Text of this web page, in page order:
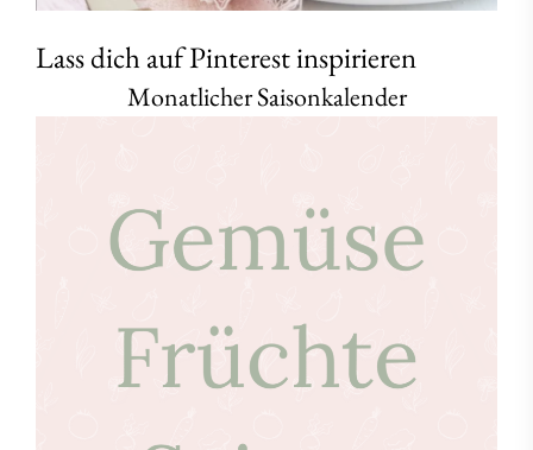
Lass dich auf Pinterest inspirieren
Monatlicher Saisonkalender